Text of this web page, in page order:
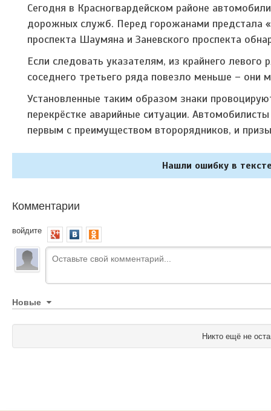
Сегодня в Красногвардейском районе
дорожных служб. Перед горожанами предстала
проспекта Шаумяна и Заневского проспекта
Если следовать указателям, из крайнего
соседнего третьего ряда повезло меньше – они
Установленные таким образом знаки
перекрёстке аварийные ситуации.
первым с преимуществом второрядников, и
Нашли ошибку в
Комментарии
войдите
Новые
Никто ещё не